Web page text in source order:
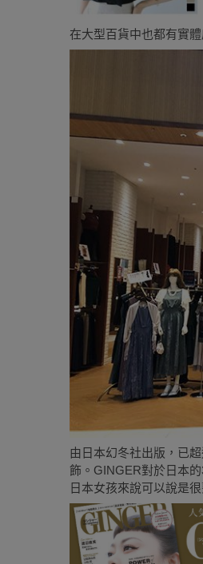
在大型百貨中也都有實
由日本幻冬社出版，已
飾。GINGER對於日本
日本女孩來說可以說是